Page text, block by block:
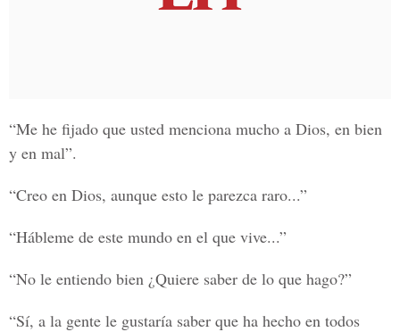
“Me he fijado que usted menciona mucho a Dios, en bien
y en mal”.
“Creo en Dios, aunque esto le parezca raro...”
“Hábleme de este mundo en el que vive...”
“No le entiendo bien ¿Quiere saber de lo que hago?”
“Sí, a la gente le gustaría saber que ha hecho en todos